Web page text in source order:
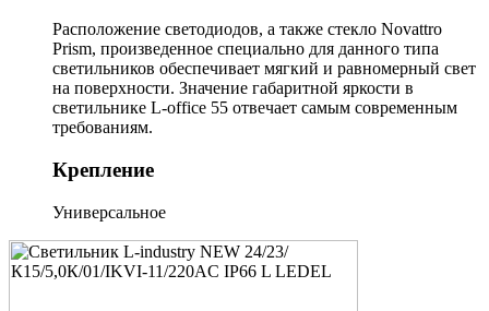
Расположение светодиодов, а также стекло Novattro
Prism, произведенное специально для данного типа
светильников обеспечивает мягкий и равномерный свет
на поверхности. Значение габаритной яркости в
светильнике L-office 55 отвечает самым современным
требованиям.
Крепление
Универсальное